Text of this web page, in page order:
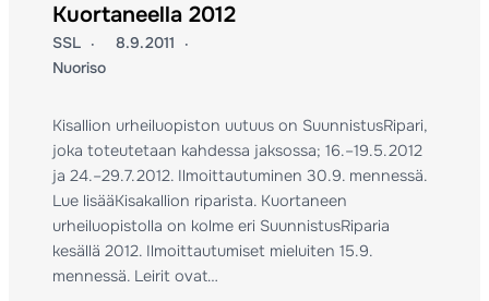
Kuortaneella 2012
SSL
8.9.2011
Nuoriso
Kisallion urheiluopiston uutuus on SuunnistusRipari,
joka toteutetaan kahdessa jaksossa; 16.–19.5.2012
ja 24.–29.7.2012. Ilmoittautuminen 30.9. mennessä.
Lue lisääKisakallion riparista. Kuortaneen
urheiluopistolla on kolme eri SuunnistusRiparia
kesällä 2012. Ilmoittautumiset mieluiten 15.9.
mennessä. Leirit ovat…